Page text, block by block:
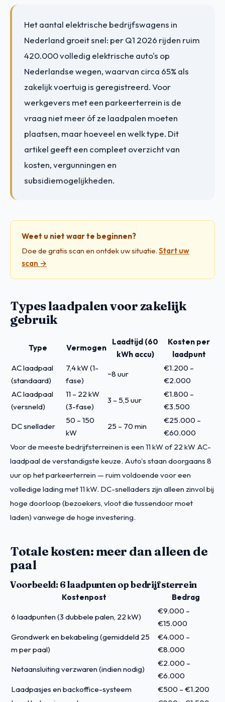
Het aantal elektrische bedrijfswagens in
Nederland groeit snel: per Q1 2026 rijden ruim
420.000 volledig elektrische auto's op
Nederlandse wegen, waarvan circa 65% als
zakelijk voertuig is geregistreerd. Voor
werkgevers met een parkeerterrein is de
vraag niet meer óf ze laadpalen moeten
plaatsen, maar hoeveel en welk type. Dit
artikel geeft een compleet overzicht van
kosten, vergunningen en
subsidiemogelijkheden.
Weet u niet waar te beginnen?
Doe de gratis scan en ontdek uw situatie. Start uw
scan →
Types laadpalen voor zakelijk
gebruik
Type Vermogen
Laadtijd (60
kWh accu)
Kosten per
laadpunt
AC laadpaal
(standaard)
7,4 kW (1-
fase)
~8 uur
€1.200 –
€2.000
AC laadpaal
(versneld)
11 – 22 kW
(3-fase)
3 – 5,5 uur
€1.800 –
€3.500
DC snellader
50 – 150
kW
25 – 70 min
€25.000 –
€60.000
Voor de meeste bedrijfsterreinen is een 11 kW of 22 kW AC-
laadpaal de verstandigste keuze. Auto's staan doorgaans 8
uur op het parkeerterrein — ruim voldoende voor een
volledige lading met 11 kW. DC-snelladers zijn alleen zinvol bij
hoge doorloop (bezoekers, vloot die tussendoor moet
laden) vanwege de hoge investering.
Totale kosten: meer dan alleen de
paal
Voorbeeld: 6 laadpunten op bedrijfsterrein
Kostenpost Bedrag
6 laadpunten (3 dubbele palen, 22 kW)
€9.000 –
€15.000
Grondwerk en bekabeling (gemiddeld 25
m per paal)
€4.000 –
€8.000
Netaansluiting verzwaren (indien nodig)
€2.000 –
€6.000
Laadpasjes en backoffice-systeem
€500 – €1.200